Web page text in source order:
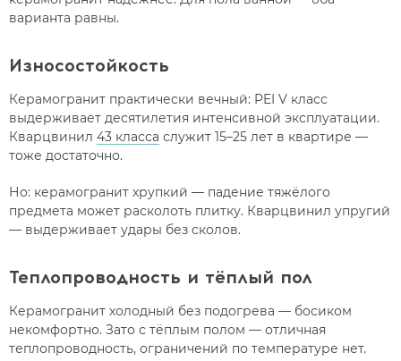
варианта равны.
Износостойкость
Керамогранит практически вечный: PEI V класс
выдерживает десятилетия интенсивной эксплуатации.
Кварцвинил 43 класса служит 15–25 лет в квартире —
тоже достаточно.
Но: керамогранит хрупкий — падение тяжёлого
предмета может расколоть плитку. Кварцвинил упругий
— выдерживает удары без сколов.
Теплопроводность и тёплый пол
Керамогранит холодный без подогрева — босиком
некомфортно. Зато с тёплым полом — отличная
теплопроводность, ограничений по температуре нет.